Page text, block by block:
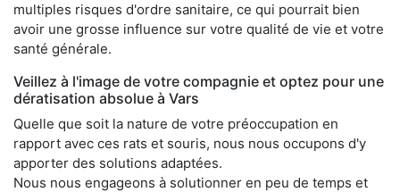
multiples risques d'ordre sanitaire, ce qui pourrait bien
avoir une grosse influence sur votre qualité de vie et votre
santé générale.
Veillez à l'image de votre compagnie et optez pour une
dératisation absolue à Vars
Quelle que soit la nature de votre préoccupation en
rapport avec ces rats et souris, nous nous occupons d'y
apporter des solutions adaptées.
Nous nous engageons à solutionner en peu de temps et